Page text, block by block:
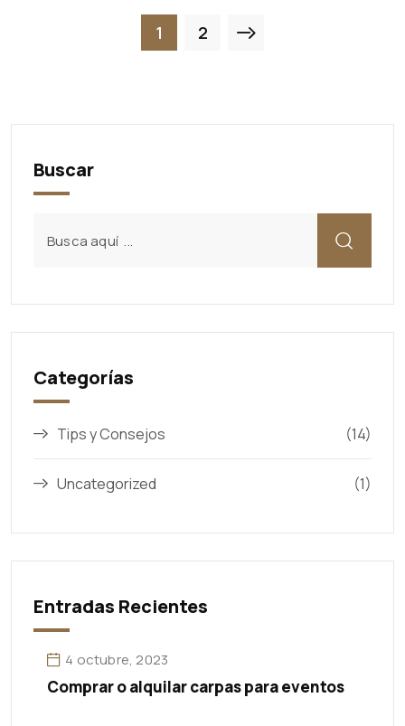
1 2
Buscar
Categorías
Tips y Consejos (14)
Uncategorized (1)
Entradas Recientes
4 octubre, 2023
Comprar o alquilar carpas para eventos